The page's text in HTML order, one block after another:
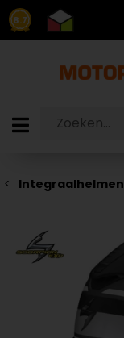
8.7
Integraalhelmen